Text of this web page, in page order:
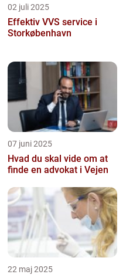
02 juli 2025
Effektiv VVS service i
Storkøbenhavn
07 juni 2025
Hvad du skal vide om at
finde en advokat i Vejen
22 maj 2025